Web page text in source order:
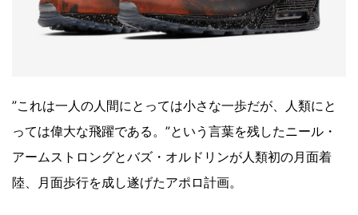
”これは一人の人間にとっては小さな一歩だが、人類にと
っては偉大な飛躍である。”という言葉を残したニール・
アームストロングとバズ・オルドリンが人類初の月面着
陸、月面歩行を成し遂げたアポロ計画。